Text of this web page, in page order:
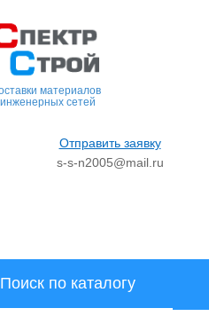
материалов
сетей
Отправить заявку
s-s-n2005@mail.ru